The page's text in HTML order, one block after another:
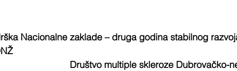
Nacionalne zaklade – druga godina stabilnog
Društvo multiple skleroze Dubrovačko-